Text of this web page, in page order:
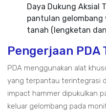
Daya Dukung Aksial
pantulan gelombang
tanah (lengketan
Pengerjaan PDA
PDA menggunakan alat
yang terpantau terintegrasi
impact hammer dipukulkan
keluar gelombang pada